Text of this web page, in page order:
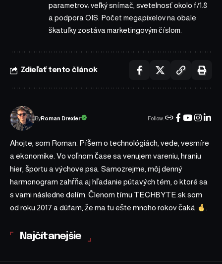
parametrov: veľký snímač, svetelnosť okolo f/1.8
a podpora OIS. Počet megapixelov na obale
škatuľky zostáva marketingovým číslom.
Zdieľať tento článok
ByRoman Drexler Follow:
Ahojte, som Roman. Píšem o technológiách, vede, vesmíre
a ekonomike. Vo voľnom čase sa venujem vareniu, hraniu
hier, športu a výchove psa. Samozrejme, môj denný
harmonogram zahŕňa aj hľadanie pútavých tém, o ktoré sa
s vami následne delím. Členom tímu TECHBYTE.sk som
od roku 2017 a dúfam, že ma tu ešte mnoho rokov čaká
.
Najčítanejšie